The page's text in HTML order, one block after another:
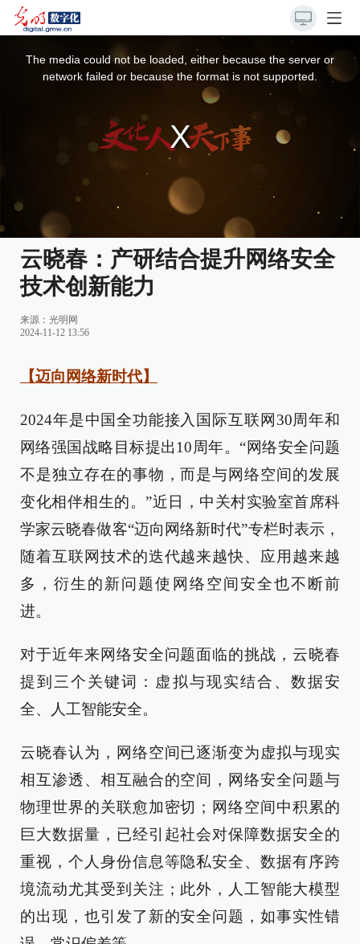
The media could not be loaded, either because the server or
network failed or because the format is not supported.
云晓春：产研结合提升网络安全
技术创新能力
来源： 光明网
2024-11-12 13:56
【迈向网络新时代】
2024年是中国全功能接入国际互联网30周年和
网络强国战略目标提出10周年。“网络安全问题
不是独立存在的事物，而是与网络空间的发展
变化相伴相生的。”近日，中关村实验室首席科
学家云晓春做客“迈向网络新时代”专栏时表示，
随着互联网技术的迭代越来越快、应用越来越
多，衍生的新问题使网络空间安全也不断前
进。
对于近年来网络安全问题面临的挑战，云晓春
提到三个关键词：虚拟与现实结合、数据安
全、人工智能安全。
云晓春认为，网络空间已逐渐变为虚拟与现实
相互渗透、相互融合的空间，网络安全问题与
物理世界的关联愈加密切；网络空间中积累的
巨大数据量，已经引起社会对保障数据安全的
重视，个人身份信息等隐私安全、数据有序跨
境流动尤其受到关注；此外，人工智能大模型
的出现，也引发了新的安全问题，如事实性错